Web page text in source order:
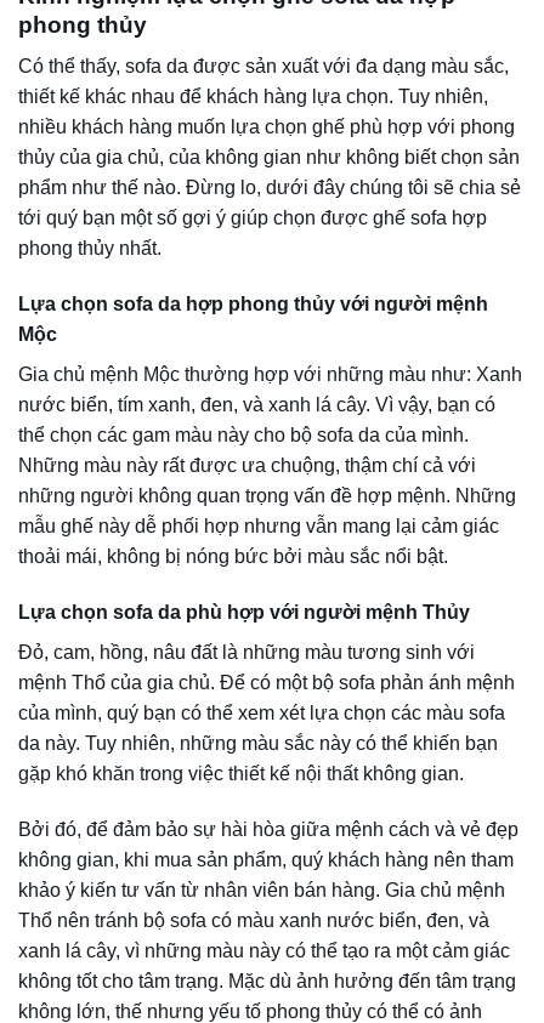
khung ghế sofa nào mà làm bằng gỗ tự nhiên thì đó là
chiếc ghế cao cấp.
Các đặc điểm của các chất liệu làm khung xương sofa:
Gỗ công nghiệp:Giá thành không đắt, nhẹ, tiện lợi, đã
qua xử lý chống thấm nước nên độ bền tương đối cao. Tuy
nhiên, không chịu được nhiều lực và khó tạo hình nên
thường chỉ thiết kế theo mẫu có sẵn.
khung sofa bao gồm: Gỗ sồi, gỗ dầu, gỗ trắc, gỗ lim, gỗ
cẩm… Tất cả các loại sofa làm bằng khung gỗ tự nhiên
đều có giá thành cao hơn nhưng ưu điểm là độ bền cao và
siêu chắc chắn.
Khung gỗ kim loại:
Giá thành không đắt, dễ uốn cong nên
làm được nhiều kiểu dáng sofa đẹp, lạ mắt nhưng không
bền và độ chịu lực không cao. Hơn nữa, Sofa lò xo làm
bằng thép S60C được nhiều người lựa chọn bởi nó có
khả năng chịu lực tốt, bền bỉ, sử dụng êm ái và đặc biệt là
không bị giãn, chịu lực nén tốt trong quá trình sử dụng.
3 Loại Khung Thường Dùng Làm Sofa
2. Ưu tiên chọn sofa có đệm mút cứng, độ đàn hồi cao
thường được làm từ chất liệu polyurethane tổng hợp. Tùy
vào từng loại mà tuổi thọ và độ đàn hồi sẽ khác nhau. Sofa
giá rẻ thường sử dụng mút có độ xốp cao, nhanh xẹp lún
và dễ biến dạng. Nằm trên đệm mút mềm sẽ bị lún người,
không tốt cho sức khỏe.
Khi mua ghế sofa, bạn nên chọn loại ghế được làm bằng